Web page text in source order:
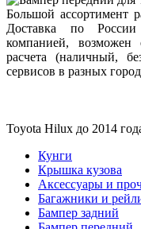
Большой ассортимент
Доставка по
компанией, возможен
расчета (наличный,
сервисов в разных
Toyota Нilux до 2014
Кунги
Крышка кузова
Аксессуары и
Багажники и
Бампер задний